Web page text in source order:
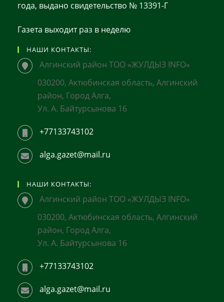
года, выдано свидетельство № 13391-Г
Газета выходит раз в неделю
НАШИ КОНТАКТЫ:
Алгинский район ТОО «ЖУЛДЫЗ INFO»
030200, Актюбинская область, Алгинский
район, Город Алга,
Ул. А. Байтурсынова 16
+77133743102
alga.gazet@mail.ru
НАШИ КОНТАКТЫ:
Алгинский район ТОО «ЖУЛДЫЗ INFO»
030200, Актюбинская область, Алгинский
район, Город Алга,
Ул. А. Байтурсынова 16
+77133743102
alga.gazet@mail.ru